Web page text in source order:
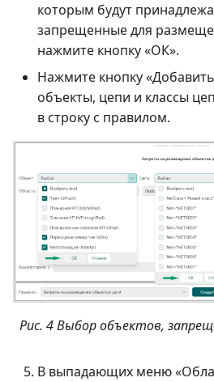
которым будут
запрещенные для
нажмите кнопку «ОК».
Нажмите кнопку
объекты, цепи и классы
в строку с правилом.
Рис. 4 Выбор объектов,
В выпадающих меню